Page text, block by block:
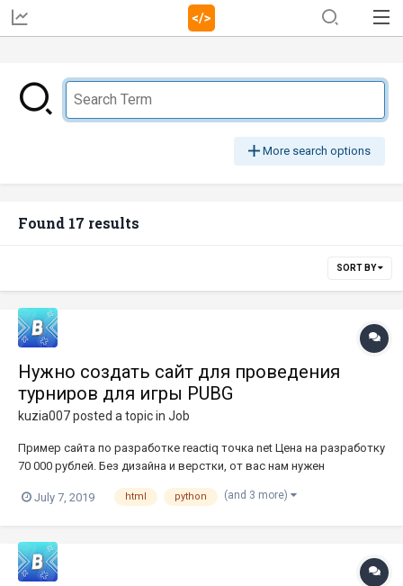
More search options
Found 17 results
SORT BY
Нужно создать сайт для проведения
турниров для игры PUBG
kuzia007posted a topic in Job
Пример сайта по разработке reactiq точка net Цена на разработку
70 000 рублей. Без дизайна и верстки, от вас нам нужен
уложиться в 20 дней по срокам. Работа по Сделке без риска. B и
July 7, 2019 html python (and 3 more)